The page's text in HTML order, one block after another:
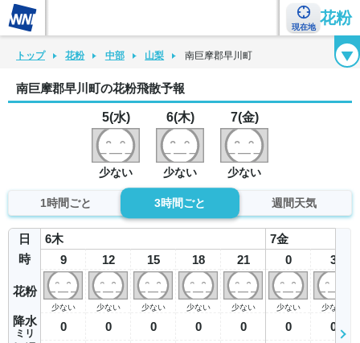
現在地
花粉
花粉カレンダー 花粉図鑑 花粉症チェックシート 花粉症ハンドブック
トップ 花粉 中部 山梨 南巨摩郡早川町
南巨摩郡早川町の花粉飛散予報
5(水)
少ない
6(木)
少ない
7(金)
少ない
1時間ごと 3時間ごと 週間天気
日
時
花粉
降水
ミリ
6木
9
少ない
0
12
少ない
0
15
少ない
0
18
少ない
0
21
少ない
0
7金
0
少ない
0
3
少ない
0